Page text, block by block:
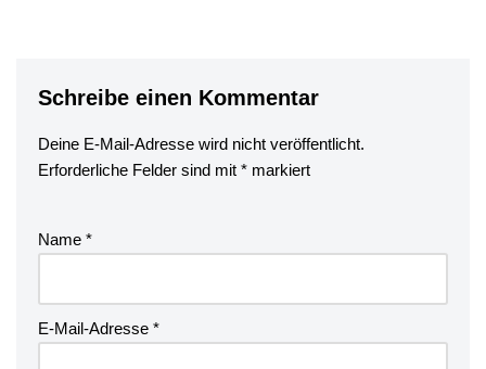
Schreibe einen Kommentar
Deine E-Mail-Adresse wird nicht veröffentlicht.
Erforderliche Felder sind mit * markiert
Name *
E-Mail-Adresse *